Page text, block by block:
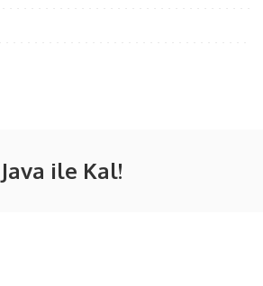
Java ile Kal!